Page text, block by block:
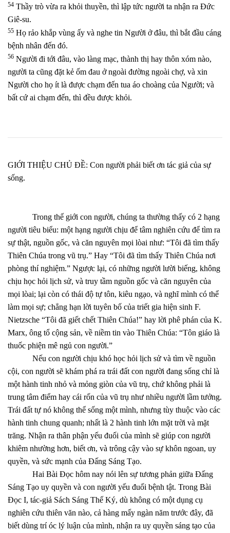
54 Thầy trò vừa ra khỏi thuyền, thì lập tức người ta nhận ra Đức
Giê-su.
55 Họ rảo khắp vùng ấy và nghe tin Người ở đâu, thì bắt đầu cáng
bệnh nhân đến đó.
56 Người đi tới đâu, vào làng mạc, thành thị hay thôn xóm nào,
người ta cũng đặt kẻ ốm đau ở ngoài đường ngoài chợ, và xin
Người cho họ ít là được chạm đến tua áo choàng của Người; và
bất cứ ai chạm đến, thì đều được khỏi.
GIỚI THIỆU CHỦ ĐỀ: Con người phải biết ơn tác giả của sự
sống.
Trong thế giới con người, chúng ta thường thấy có 2 hạng
người tiêu biểu: một hạng người chịu để tâm nghiên cứu để tìm ra
sự thật, nguồn gốc, và căn nguyên mọi lòai như: “Tôi đã tìm thấy
Thiên Chúa trong vũ trụ.” Hay “Tôi đã tìm thấy Thiên Chúa nơi
phòng thí nghiệm.” Ngược lại, có những người lười biếng, không
chịu học hỏi lịch sử, và truy tầm nguồn gốc và căn nguyên của
mọi lòai; lại còn có thái độ tự tôn, kiêu ngạo, và nghĩ mình có thể
làm mọi sự; chẳng hạn lời tuyên bố của triết gia hiện sinh F.
Nietzsche “Tôi đã giết chết Thiên Chúa!” hay lời phê phán của K.
Marx, ông tổ cộng sản, về niềm tin vào Thiên Chúa: “Tôn giáo là
thuốc phiện mê ngủ con người.”
Nếu con người chịu khó học hỏi lịch sử và tìm về nguồn
cội, con người sẽ khám phá ra trái đất con người đang sống chỉ là
một hành tinh nhỏ và mỏng giòn của vũ trụ, chứ không phải là
trung tâm điểm hay cái rốn của vũ trụ như nhiều người lầm tưởng.
Trái đất tự nó không thể sống một mình, nhưng tùy thuộc vào các
hành tinh chung quanh; nhất là 2 hành tinh lớn mặt trời và mặt
trăng. Nhận ra thân phận yếu đuối của mình sẽ giúp con người
khiêm nhường hơn, biết ơn, và trông cậy vào sự khôn ngoan, uy
quyền, và sức mạnh của Đấng Sáng Tạo.
Hai Bài Đọc hôm nay nói lên sự tương phản giữa Đấng
Sáng Tạo uy quyền và con người yếu đuối bệnh tật. Trong Bài
Đọc I, tác-giả Sách Sáng Thế Ký, dù không có một dụng cụ
nghiên cứu thiên văn nào, cả hàng mấy ngàn năm trước đây, đã
biết dùng trí óc lý luận của mình, nhận ra uy quyền sáng tạo của